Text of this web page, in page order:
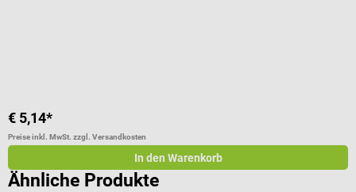
€ 5,14*
Preise inkl. MwSt. zzgl. Versandkosten
In den Warenkorb
Ähnliche Produkte